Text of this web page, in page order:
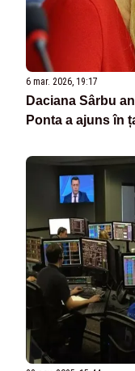
6 mar. 2026, 19:17
Daciana Sârbu
Ponta a ajuns în